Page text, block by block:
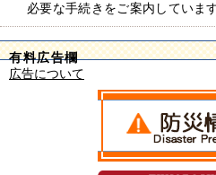
必要な手続きをご案内しています
有料広告欄
広告について